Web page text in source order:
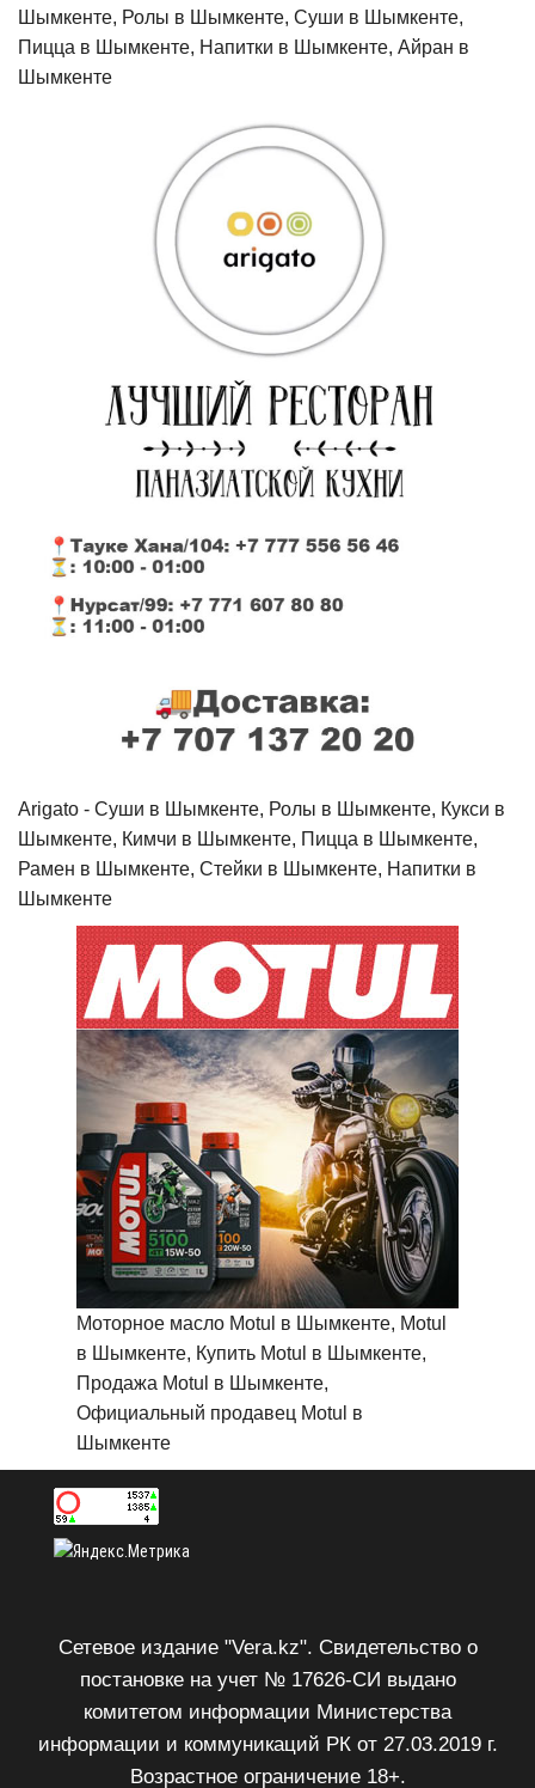
Шымкенте, Ролы в Шымкенте, Суши в Шымкенте,
Пицца в Шымкенте, Напитки в Шымкенте, Айран в
Шымкенте
Arigato - Cуши в Шымкенте, Ролы в Шымкенте, Кукси в
Шымкенте, Кимчи в Шымкенте, Пицца в Шымкенте,
Рамен в Шымкенте, Стейки в Шымкенте, Напитки в
Шымкенте
Моторное масло Motul в Шымкенте, Motul
в Шымкенте, Купить Motul в Шымкенте,
Продажа Motul в Шымкенте,
Официальный продавец Motul в
Шымкенте
Сетевое издание "Vera.kz". Свидетельство о
постановке на учет № 17626-СИ выдано
комитетом информации Министерства
информации и коммуникаций РК от 27.03.2019 г.
Возрастное ограничение 18+.